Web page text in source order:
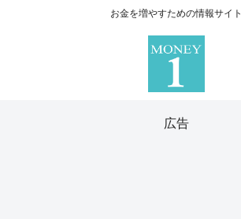
お金を増やすための情報サイト
広告